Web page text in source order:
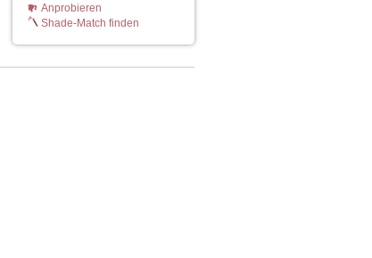
Anprobieren
Shade-Match finden